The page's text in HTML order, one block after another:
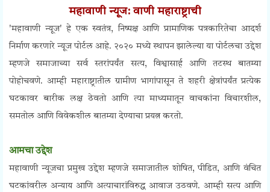
महावाणी न्यूज: वाणी महाराष्ट्राची
'महावाणी न्यूज' हे एक स्वतंत्र, निष्पक्ष आणि प्रामाणिक पत्रकारितेचा आदर्श
निर्माण करणारे न्यूज पोर्टल आहे. २०२० मध्ये स्थापन झालेल्या या पोर्टलचा उद्देश
म्हणजे समाजाच्या सर्व स्तरांपर्यंत सत्य, विश्वासार्ह आणि तटस्थ बातम्या
पोहोचवणे. आम्ही महाराष्ट्रातील ग्रामीण भागांपासून ते शहरी क्षेत्रांपर्यंत प्रत्येक
घटकावर बारीक लक्ष ठेवतो आणि त्या माध्यमातून वाचकांना विचारशील,
समतोल आणि विवेकशील बातम्या देण्याचा प्रयत्न करतो.
आमचा उद्देश
महावाणी न्यूजचा प्रमुख उद्देश म्हणजे समाजातील शोषित, पीडित, आणि वंचित
घटकांवरील अन्याय आणि अत्याचारांविरुद्ध आवाज उठवणे. आम्ही सत्य आणि